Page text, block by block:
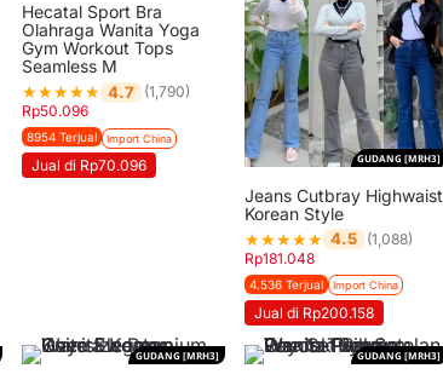
Hecatal Sport Bra
Olahraga Wanita Yoga
Gym Workout Tops
Seamless M
★★★★★ 4.7 (1,790)
Rp50.096
8954 Terjual Import China
Jual di Rp70.096 GUDANG [MRH3]
Jeans Cutbray Highwaist
Korean Style
★★★★★ 4.5 (1,088)
Rp181.048
4.536 Terjual Import China
Jual di Rp200.158
GUDANG [MRH3] GUDANG [MRH3]